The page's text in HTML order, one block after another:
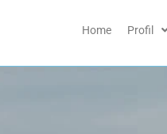
Home Profil